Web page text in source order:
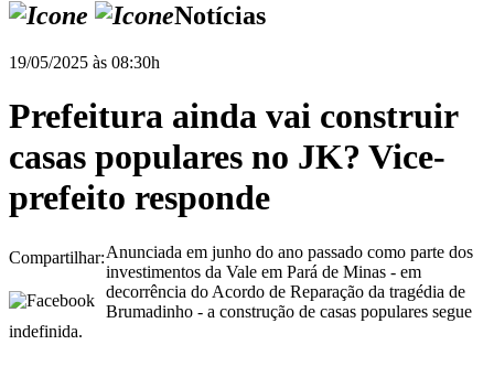
Notícias
19/05/2025 às 08:30h
Prefeitura ainda vai construir
casas populares no JK? Vice-
prefeito responde
Compartilhar:Anunciada em junho do ano passado como parte dos
investimentos da Vale em Pará de Minas - em
decorrência do Acordo de Reparação da tragédia de
Brumadinho - a construção de casas populares segue
indefinida.